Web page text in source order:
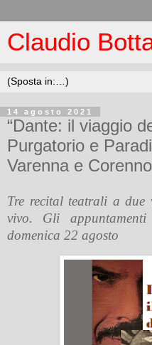
Claudio
14 agosto 2021
“Dante: il viaggio
Purgatorio e
Varenna e
Tre recital teatrali a due
vivo. Gli
domenica 22 agosto